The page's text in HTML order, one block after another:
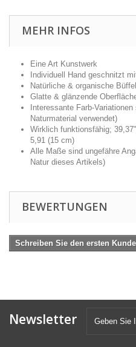
MEHR INFOS
Eine Art Kunstwerk
Individuell Hand geschnitzt
Natürliche & organische
Glatte & glänzende
Interessante Farb-
Naturmaterial verwendet)
Wirklich funktionsfähig;
5,91 (15 cm)
Alle Maße sind ungefähre
Natur dieses Artikels)
BEWERTUNGEN
Schreiben Sie den ersten
Newsletter